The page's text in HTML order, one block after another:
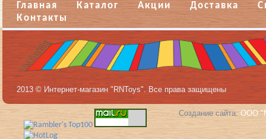
Главная Каталог Акции Доставка
Контакты
2013 © Интернет-магазин "RNToys". Все права защищены
Создание сайта: ООО